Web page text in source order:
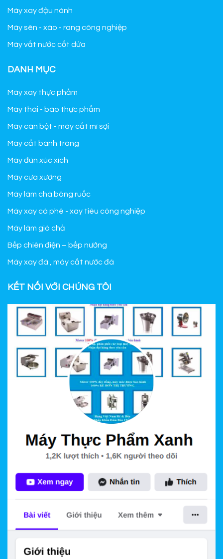
Máy xay đậu nành
Máy sên - xào - rang công nghiệp
Máy vắt nước cốt dừa
DANH MỤC
Máy xay thực phẩm
Máy thái - bào thực phẩm
Máy cán bột - máy cắt mì sợi
Máy cắt bánh tráng
Máy đùn xúc xích
Máy cưa xương
Máy làm chà bông ruốc
Máy xay cà phê - xay tiêu công nghiệp
Máy làm giò chả
Bếp chiên điện – bếp nướng
Máy xay đá , máy cắt nước đá
KẾT NỐI VỚI CHÚNG TÔI